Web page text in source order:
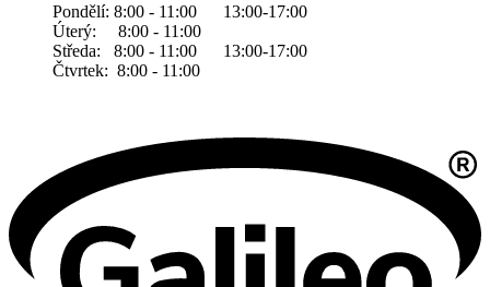
Pondělí: 8:00 - 11:00 13:00-17:00
Úterý: 8:00 - 11:00
Středa: 8:00 - 11:00 13:00-17:00
Čtvrtek: 8:00 - 11:00